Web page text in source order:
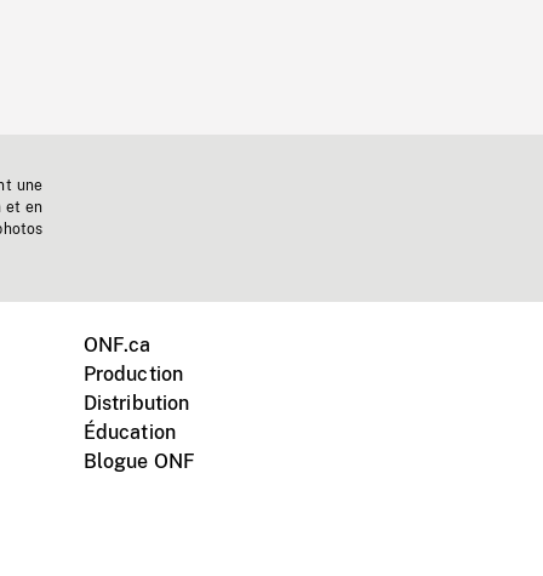
une
et en
ONF.ca
Production
Distribution
Éducation
Blogue ONF